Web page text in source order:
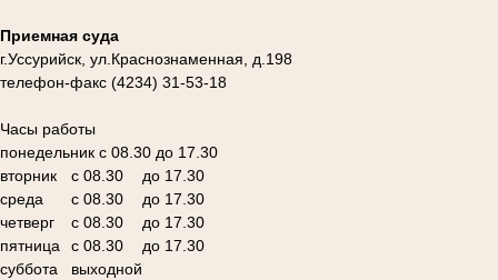
Приемная суда
г.Уссурийск, ул.Краснознаменная, д.198
телефон-факс (4234) 31-53-18
Часы работы
понедельник с 08.30 до 17.30
вторник
с 08.30
до 17.30
среда
с 08.30
до 17.30
четверг
с 08.30
до 17.30
пятница
с 08.30
до 17.30
суббота
выходной